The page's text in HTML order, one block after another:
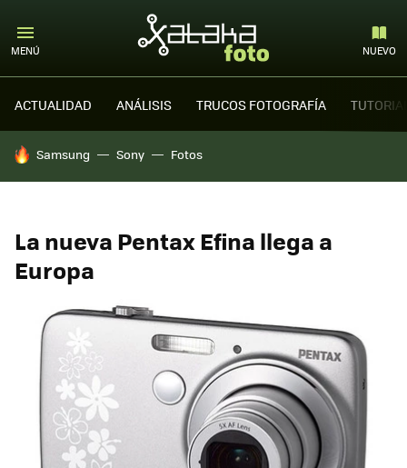
MENÚ NUEVO
ACTUALIDAD ANÁLISIS TRUCOS FOTOGRAFÍA
HOY SE HABLA DE
Samsung Sony Fotos
La nueva Pentax Efina llega a
Europa